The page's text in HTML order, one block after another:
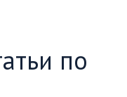
по